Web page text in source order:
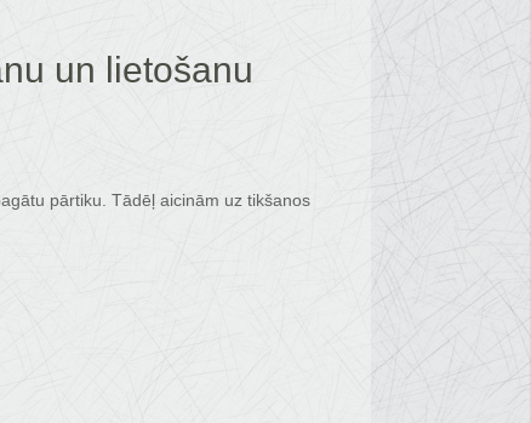
un lietošanu
pārtiku. Tādēļ aicinām uz tikšanos